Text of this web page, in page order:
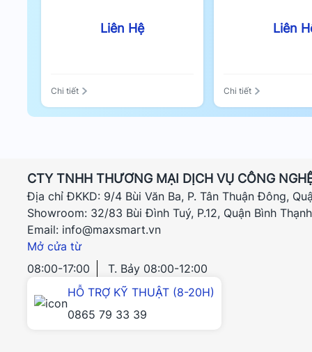
Liên Hệ
Chi tiết
Liên
Chi tiết
CTY TNHH THƯƠNG MẠI DỊCH VỤ CÔNG
Địa chỉ ĐKKD: 9/4 Bùi Văn Ba, P. Tân Thuận Đông,
Showroom: 32/83 Bùi Đình Tuý, P.12, Quận Bình
Email: info@maxsmart.vn
Mở cửa từ
08:00-17:00
T. Bảy 08:00-12:00
HỖ TRỢ KỸ THUẬT (8-20H)
0865 79 33 39